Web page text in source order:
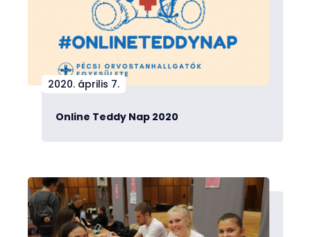
2020. április 7.
Online Teddy Nap 2020